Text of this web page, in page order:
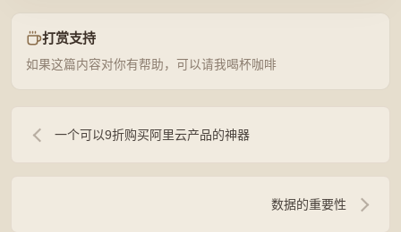
打赏支持
如果这篇内容对你有帮助，可以请我喝杯咖啡
一个可以9折购买阿里云产品的神器
数据的重要性